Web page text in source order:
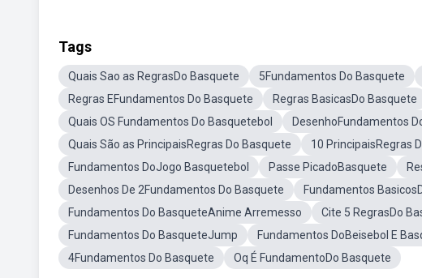
Tags
Quais Sao as RegrasDo Basquete 5Fundamentos Do Basquete
Regras EFundamentos Do Basquete
Regras BasicasDo Basquete
Quais OS Fundamentos Do Basquetebol
DesenhoFundamentos
Quais São as PrincipaisRegras Do Basquete
10 PrincipaisRegras
Fundamentos DoJogo Basquetebol
Passe PicadoBasquete
Desenhos De 2Fundamentos Do Basquete
Fundamentos
Fundamentos Do BasqueteAnime Arremesso
Cite 5 RegrasDo
Fundamentos Do BasqueteJump
Fundamentos DoBeisebol E
4Fundamentos Do Basquete
Oq É FundamentoDo Basquete